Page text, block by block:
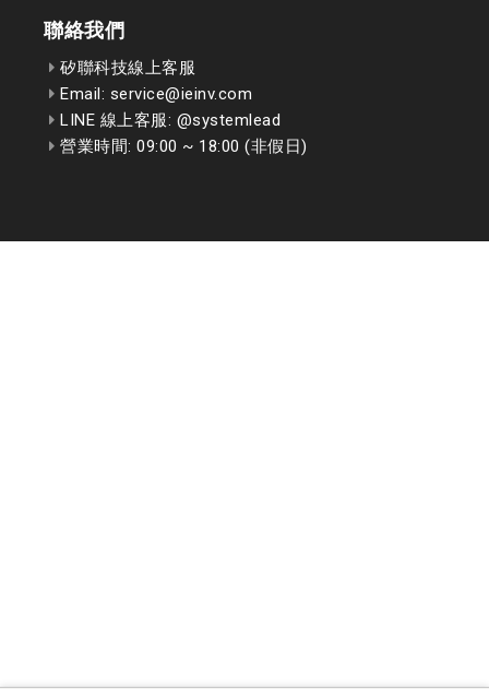
聯絡我們
矽聯科技線上客服
Email: service@ieinv.com
LINE 線上客服: @systemlead
營業時間: 09:00 ~ 18:00 (非假日)